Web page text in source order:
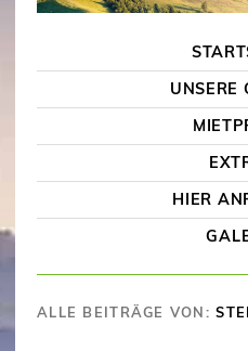
UNSERE
HIER
ALLE BEITRÄGE VON: